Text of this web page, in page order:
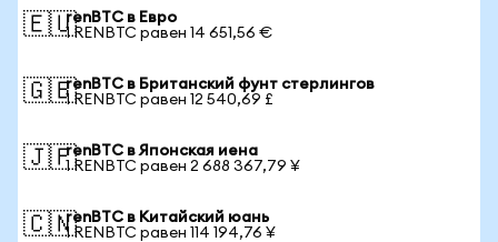
🇪🇺renBTC в Евро
1 RENBTC равен 14 651,56 €
🇬🇧renBTC в Британский фунт стерлингов
1 RENBTC равен 12 540,69 £
🇯🇵renBTC в Японская иена
1 RENBTC равен 2 688 367,79 ¥
🇨🇳renBTC в Китайский юань
1 RENBTC равен 114 194,76 ¥